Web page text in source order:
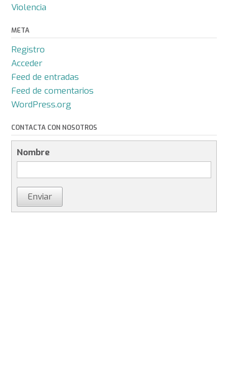
Violencia
META
Registro
Acceder
Feed de entradas
Feed de comentarios
WordPress.org
CONTACTA CON NOSOTROS
Nombre
Enviar